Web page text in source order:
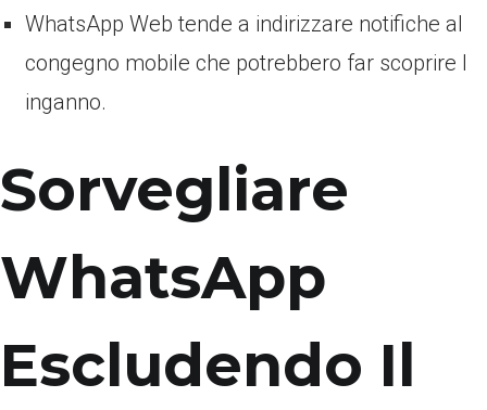
WhatsApp Web tende a indirizzare notifiche al
congegno mobile che potrebbero far scoprire l
inganno.
Sorvegliare
WhatsApp
Escludendo Il